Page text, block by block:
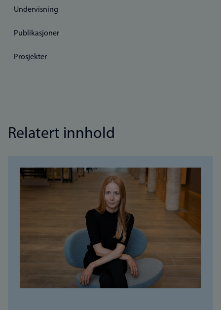
Undervisning
Publikasjoner
Prosjekter
Relatert innhold